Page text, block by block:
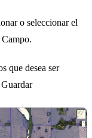
o seleccionar el
que desea ser